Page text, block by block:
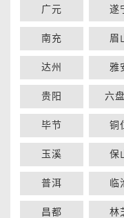
广元 遂
南充 眉
达州 雅
贵阳 六
毕节 铜
玉溪 保
普洱 临
昌都 林